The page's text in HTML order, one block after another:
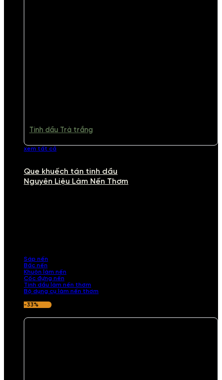
Tinh dầu Trà trắng
xem tất cả
Que khuếch tán tinh dầu
Nguyên Liệu Làm Nến Thơm
Sáp nến
Bấc nến
Khuôn làm nến
Cốc đựng nến
Tinh dầu làm nến thơm
Bộ dụng cụ làm nến thơm
-33%